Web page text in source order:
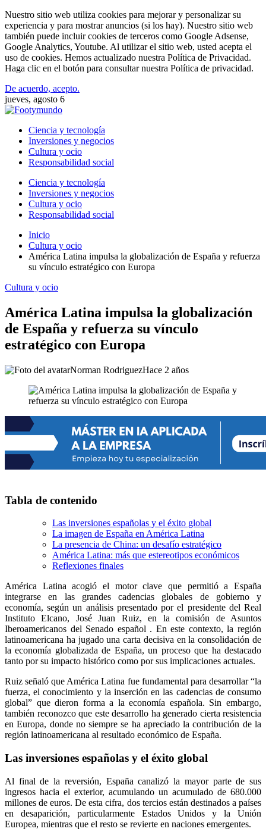
Nuestro sitio web utiliza cookies para mejorar y personalizar su
experiencia y para mostrar anuncios (si los hay). Nuestro sitio web
también puede incluir cookies de terceros como Google Adsense,
Google Analytics, Youtube. Al utilizar el sitio web, usted acepta el
uso de cookies. Hemos actualizado nuestra Política de Privacidad.
Haga clic en el botón para consultar nuestra Política de privacidad.
De acuerdo, acepto.
jueves, agosto 6
Ciencia y tecnología
Inversiones y negocios
Cultura y ocio
Responsabilidad social
Ciencia y tecnología
Inversiones y negocios
Cultura y ocio
Responsabilidad social
Inicio
Cultura y ocio
América Latina impulsa la globalización de España y refuerza
su vínculo estratégico con Europa
Cultura y ocio
América Latina impulsa la globalización
de España y refuerza su vínculo
estratégico con Europa
Norman RodriguezHace 2 años
Tabla de contenido
Las inversiones españolas y el éxito global
La imagen de España en América Latina
La presencia de China: un desafío estratégico
América Latina: más que estereotipos económicos
Reflexiones finales
América Latina acogió el motor clave que permitió a España
integrarse en las grandes cadencias globales de gobierno y
economía, según un análisis presentado por el presidente del Real
Instituto Elcano, José Juan Ruiz, en la comisión de Asuntos
Iberoamericanos del Senado español . En este contexto, la región
latinoamericana ha jugado una carta decisiva en la consolidación de
la economía globalizada de España, un proceso que ha destacado
tanto por su impacto histórico como por sus implicaciones actuales.
Ruiz señaló que América Latina fue fundamental para desarrollar “la
fuerza, el conocimiento y la inserción en las cadencias de consumo
global” que dieron forma a la economía española. Sin embargo,
también reconozco que este desarrollo ha generado cierta resistencia
en Europa, donde no siempre se ha apreciado la contribución de la
región latinoamericana al resultado económico de España.
Las inversiones españolas y el éxito global
Al final de la reversión, España canalizó la mayor parte de sus
ingresos hacia el exterior, acumulando un acumulado de 680.000
millones de euros. De esta cifra, dos tercios están destinados a países
en desaparición, particularmente Estados Unidos y la Unión
Europea, mientras que el resto se revierte en naciones emergentes.